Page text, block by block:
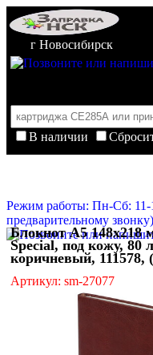
г Новосибирск
В наличии
Режим работы: Пн-Сб:
предварительному звонку)
Блокнот А5 148x218
Special, под кожу, 80
коричневый, 111578,
Артикул: sm-27077